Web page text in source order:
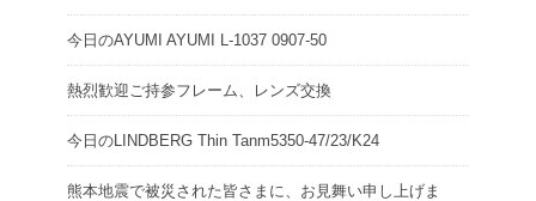
今日のAYUMI AYUMI L-1037 0907-50
熱烈歓迎ご持参フレーム、レンズ交換
今日のLINDBERG Thin Tanm5350-47/23/K24
熊本地震で被災された皆さまに、お見舞い申し上げま